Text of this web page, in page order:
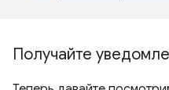
Получайте